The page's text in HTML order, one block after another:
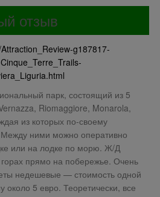
отзыв
g187817-
парк, состоящий из 5
Riomaggiore, Monarola,
из которых по-своему
Между ними можно оперативно
или на лодке по морю. Ж/Д
прямо на побережье. Очень
недешевые — стоимость одной
около 5 евро. Теоретически, все